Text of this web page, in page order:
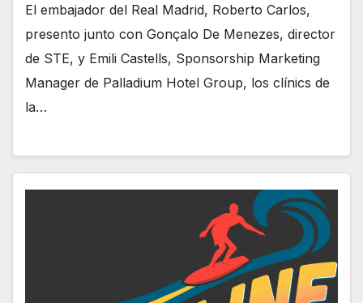
El embajador del Real Madrid, Roberto Carlos,
presento junto con Gonçalo De Menezes, director
de STE, y Emili Castells, Sponsorship Marketing
Manager de Palladium Hotel Group, los clínics de
la…